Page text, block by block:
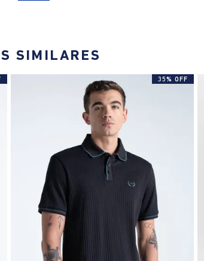
SIMILARES
35% OFF